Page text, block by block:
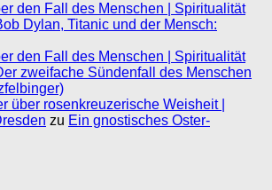
den Fall des Menschen | Spiritualität
Dylan, Titanic und der Mensch:
den Fall des Menschen | Spiritualität
zweifache Sündenfall des Menschen
über rosenkreuzerische Weisheit |
zu Ein gnostisches Oster-